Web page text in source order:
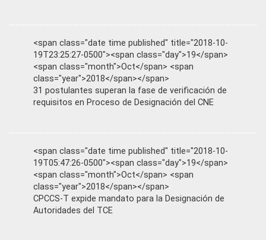
<span class="date time published" title="2018-10-
19T23:25:27-0500"><span class="day">19</span>
<span class="month">Oct</span> <span
class="year">2018</span></span>
31 postulantes superan la fase de verificación de
requisitos en Proceso de Designación del CNE
<span class="date time published" title="2018-10-
19T05:47:26-0500"><span class="day">19</span>
<span class="month">Oct</span> <span
class="year">2018</span></span>
CPCCS-T expide mandato para la Designación de
Autoridades del TCE